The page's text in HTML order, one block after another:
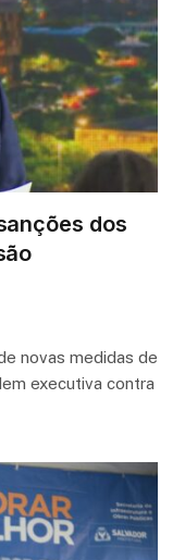
dos
novas medidas de
executiva contra